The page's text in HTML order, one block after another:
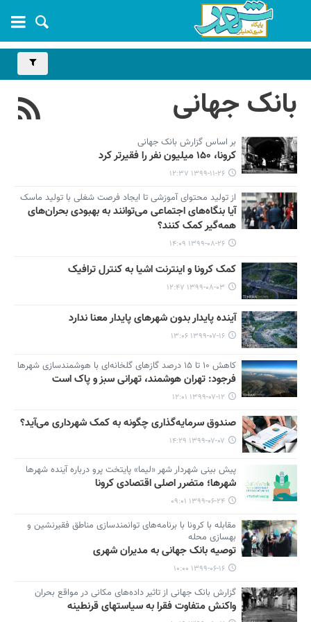
بانک جهانی
بر اساس گزارش بانک جهانی
کرونا، ۱۵۰ میلیون نفر را فقیرتر کرد
۱۳۹۹-۱۱-۲۶ ۱۲:۳۷
از تولید محتوای آموزشی تا ایجاد فرصت شغلی با تولید ماسک
آیا بنگاه‌های اجتماعی می‌توانند به بهبودی بحران‌های
همه‌گیر کمک کنند؟
۱۳۹۹-۰۸-۲۶ ۱۴:۰۹
کمک کرونا و اینترنت اشیا به کنترل ترافیک
۱۳۹۹-۰۸-۰۳ ۱۲:۴۷
آینده پایدار بدون شهرهای پایدار معنا ندارد
۱۳۹۹-۰۷-۱۶ ۱۳:۰۶
کاهش ۱۰ تا ۱۵ درصد گازهای گلخانه‌ای با هوشمندسازی شهرها
فرجود: تهران هوشمند، تهرانی سبز و پاک است
۱۳۹۹-۰۷-۱۲ ۱۲:۰۱
صندوق‌ سرمایه‌گذاری چگونه به کمک شهرداری می‌آید؟
۱۳۹۹-۰۷-۰۷ ۱۴:۲۹
پیش بینی شهردار شهر «لیما» پایتخت پرو درباره آینده شهرها
شهرها؛ متضرر اصلی اقتصادی کرونا
۱۳۹۹-۰۶-۲۴ ۰۹:۰۱
مقابله با کرونا با برنامه‌های توانمندسازی مناطق فقیرنشین و
بهسازی محله
توصیه بانک جهانی به مدیران شهری
۱۳۹۹-۰۶-۱۶ ۱۰:۰۰
گزارش بانک جهانی از تاثیر داده‌های مکانی در مواقع بحران
واکنش متفاوت فقرا به سیاستهای قرنطینه